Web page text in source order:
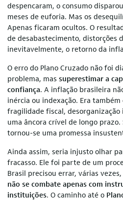
despencaram, o consumo
meses de euforia. Mas os
Apenas ficaram ocultos. O
de desabastecimento, distorções
inevitavelmente, o retorno da
O erro do Plano Cruzado não foi
problema, mas superestimar a
confiança. A inflação brasileira
inércia ou indexação. Era
fragilidade fiscal,
uma âncora crível de longo
tornou-se uma promessa
Ainda assim, seria injusto olhar
fracasso. Ele foi parte de um
Brasil precisou errar, várias
não se combate apenas com
instituições. O caminho até o